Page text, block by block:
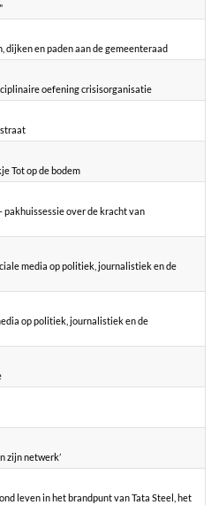
en paden aan de gemeenteraad
oefening crisisorganisatie
Tot op de bodem
over de kracht van
media op politiek, journalistiek en de
op politiek, journalistiek en de
zijn netwerk’
leven in het brandpunt van Tata Steel, het